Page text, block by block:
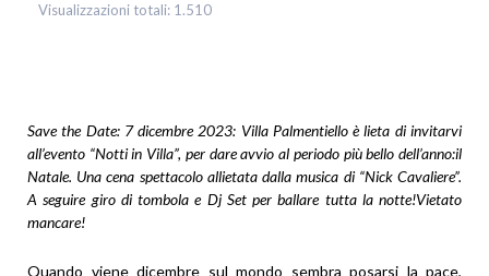
Visualizzazioni totali: 1.510
Save the Date: 7 dicembre 2023: Villa Palmentiello è lieta di invitarvi
all’evento “Notti in Villa”, per dare avvio al periodo più bello dell’anno:il
Natale. Una cena spettacolo allietata dalla musica di “Nick Cavaliere”.
A seguire giro di tombola e Dj Set per ballare tutta la notte!Vietato
mancare!
Quando viene dicembre sul mondo sembra posarsi la pace,